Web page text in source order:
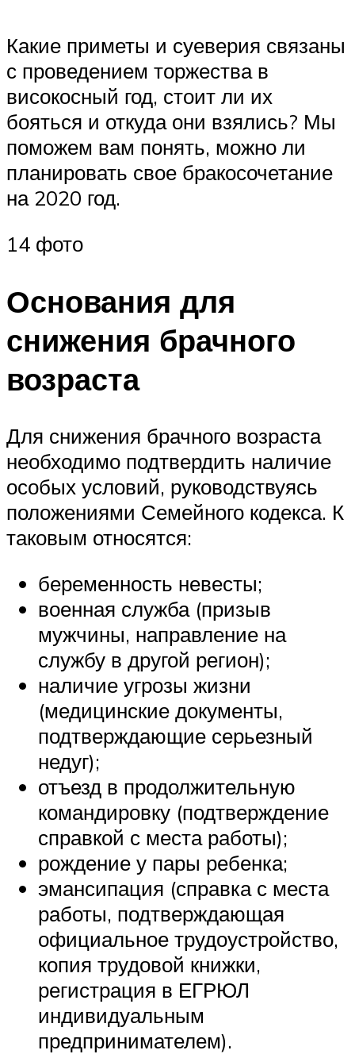
Какие приметы и суеверия связаны
с проведением торжества в
високосный год, стоит ли их
бояться и откуда они взялись? Мы
поможем вам понять, можно ли
планировать свое бракосочетание
на 2020 год.
14 фото
Основания для
снижения брачного
возраста
Для снижения брачного возраста
необходимо подтвердить наличие
особых условий, руководствуясь
положениями Семейного кодекса. К
таковым относятся:
беременность невесты;
военная служба (призыв
мужчины, направление на
службу в другой регион);
наличие угрозы жизни
(медицинские документы,
подтверждающие серьезный
недуг);
отъезд в продолжительную
командировку (подтверждение
справкой с места работы);
рождение у пары ребенка;
эмансипация (справка с места
работы, подтверждающая
официальное трудоустройство,
копия трудовой книжки,
регистрация в ЕГРЮЛ
индивидуальным
предпринимателем).